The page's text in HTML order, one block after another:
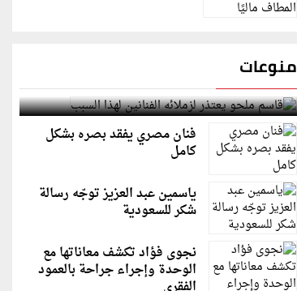
منوعات
قاسم ملحو يعتذر لزملائه الفنانين لهذا السبب
فنان مصري يفقد بصره بشكل
كامل
ياسمين عبد العزيز توجّه رسالة
شكر للسعودية
نجوى فؤاد تكشف معاناتها مع
الوحدة وإجراء جراحة بالعمود